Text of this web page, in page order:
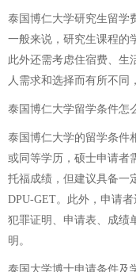
泰国博仁大学研究生留学
一般来说，研究生课程的
此外还需考虑住宿费、生
人需求和选择而有所不同
泰国博仁大学留学条件怎
泰国博仁大学的留学条件
或同等学历，硕士申请者
托福成绩，但建议具备一
DPU-GET。此外，申请
犯罪证明、申请表、成绩
明。
泰国大学博士申请条件及